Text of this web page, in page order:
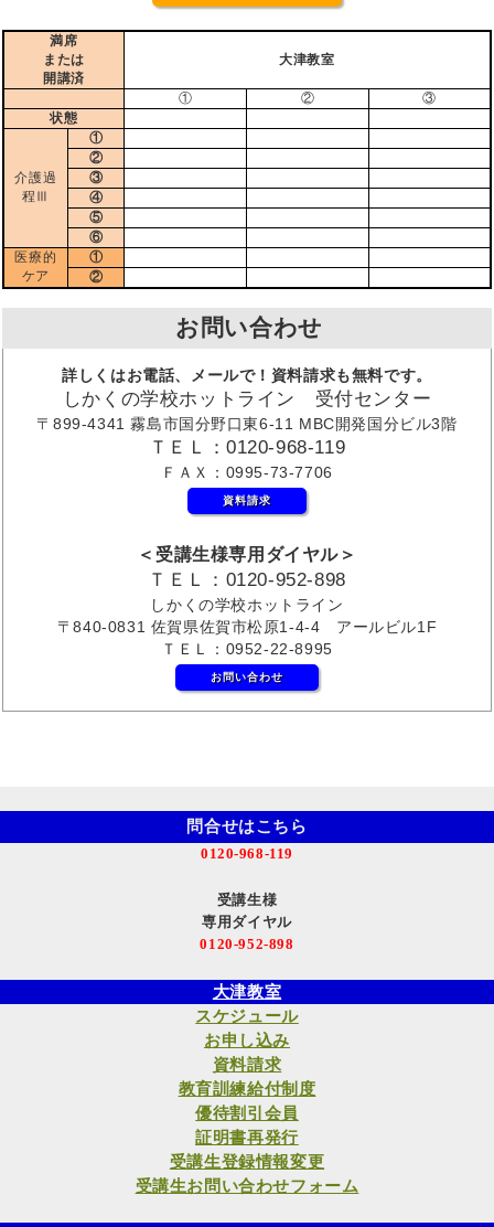
満席
または
開講済
大津教室
① ②
③
状態
介護過
程Ⅲ
①
②
③
④
⑤
⑥
医療的
ケア
①
②
お問い合わせ
詳しくはお電話、メールで！資料請求も無料です。
しかくの学校ホットライン 受付センター
〒899-4341 霧島市国分野口東6-11 MBC開発国分ビル3階
ＴＥＬ：0120-968-119
ＦＡＸ：0995-73-7706
資料請求
＜受講生様専用ダイヤル＞
ＴＥＬ：0120-952-898
しかくの学校ホットライン
〒840-0831 佐賀県佐賀市松原1-4-4 アールビル1F
ＴＥＬ：0952-22-8995
お問い合わせ
問合せはこちら
0120-968-119
受講生様
専用ダイヤル
0120-952-898
大津教室
スケジュール
お申し込み
資料請求
教育訓練給付制度
優待割引会員
証明書再発行
受講生登録情報変更
受講生お問い合わせフォーム